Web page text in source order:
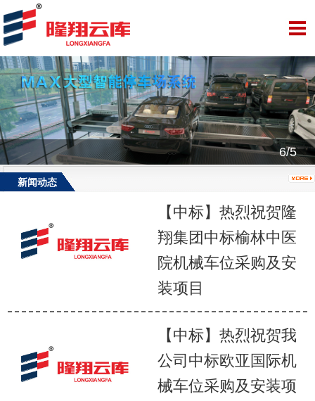
6/5
新闻动态
【中标】热烈祝贺隆
翔集团中标榆林中医
院机械车位采购及安
装项目
【中标】热烈祝贺我
公司中标欧亚国际机
械车位采购及安装项